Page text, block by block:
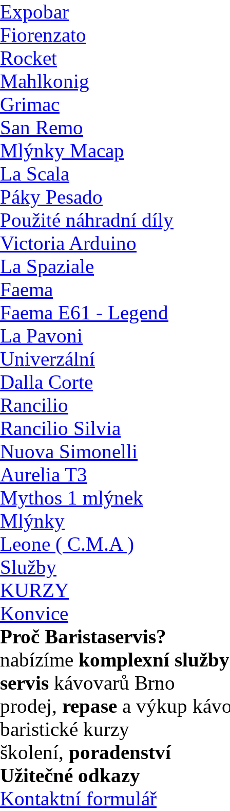
Expobar
Fiorenzato
Rocket
Mahlkonig
Grimac
San Remo
Mlýnky Macap
La Scala
Páky Pesado
Použité náhradní díly
Victoria Arduino
La Spaziale
Faema
Faema E61 - Legend
La Pavoni
Univerzální
Dalla Corte
Rancilio
Rancilio Silvia
Nuova Simonelli
Aurelia T3
Mythos 1 mlýnek
Mlýnky
Leone ( C.M.A )
Služby
KURZY
Konvice
Proč Baristaservis?
nabízíme komplexní služby
servis kávovarů Brno
prodej, repase a výkup
baristické kurzy
školení, poradenství
Užitečné odkazy
Kontaktní formulář